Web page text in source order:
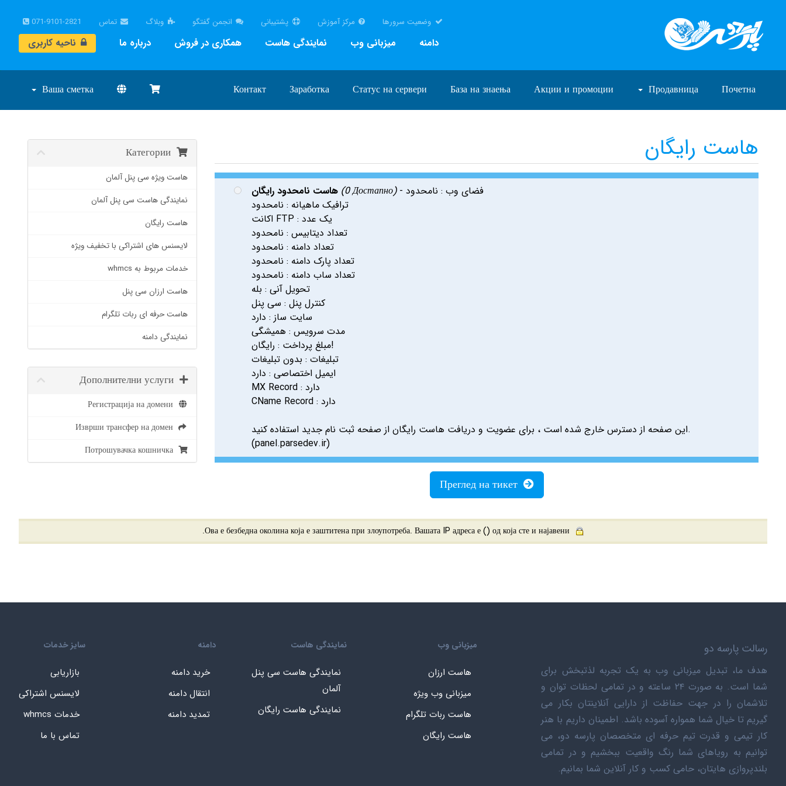
ناحیه کاربری درباره ما همکاری در فروش نمایندگی هاست میزبانی وب دامنه
071-9101-2821 تماس وبلاگ انجمن گفتگو پشتیبانی مرکز آموزش وضعیت سرورها
Почетна
Продавница
Акции и промоции
База на знаења
Статус на сервери
Заработка
Контакт
Ваша сметка
هاست رایگان
هاست ویژه سی پنل آلمان
نمایندگی هاست سی پنل آلمان
هاست رایگان
لایسنس های اشتراکی با تخفیف ویژه
خدمات مربوط به whmcs
هاست ارزان سی پنل
هاست حرفه ای ربات تلگرام
نمایندگی دامنه
Потрошувачка кошничка
هاست نامحدود رایگان (0 Достапно)
- فضای وب : نامحدود
ترافیک ماهیانه : نامحدود
اکانت FTP : یک عدد
تعداد دیتابیس : نامحدود
تعداد دامنه : نامحدود
تعداد پارک دامنه : نامحدود
تعداد ساب دامنه : نامحدود
تحویل آنی : بله
کنترل پنل : سی پنل
سایت ساز : دارد
مدت سرویس : همیشگی
مبلغ پرداخت : رایگان!
تبلیغات : بدون تبلیغات
ایمیل اختصاصی : دارد
MX Record : دارد
CName Record : دارد
این صفحه از دسترس خارج شده است ، برای عضویت و دریافت هاست رایگان از صفحه ثبت نام جدید استفاده کنید.
(panel.parsedev.ir)
Преглед на тикет
) од која сте и најавени.
رسالت پارسه دو
هدف ما، تبدیل میزبانی وب به یک تجربه لذتبخش برای
شما است. به صورت ۲۴ ساعته و در تمامی لحظات توان و
تلاشمان را در جهت حفاظت از دارایی آنلاینتان بکار می
گیریم تا خیال شما همواره آسوده باشد. اطمینان داریم با هنر
کار تیمی و قدرت تیم حرفه ای متخصصان پارسه دو، می
توانیم به رویاهای شما رنگ واقعیت ببخشیم و در تمامی
بلندپروازی هایتان، حامی کسب و کار آنلاین شما بمانیم.
میزبانی وب
هاست ارزان
میزبانی وب ویژه
هاست ربات تلگرام
هاست رایگان
نمایندگی هاست
نمایندگی هاست سی پنل
آلمان
نمایندگی هاست رایگان
دامنه
خرید دامنه
انتقال دامنه
تمدید دامنه
سایز خدمات
بازاریابی
لایسنس اشتراکی
خدمات whmcs
تماس با ما